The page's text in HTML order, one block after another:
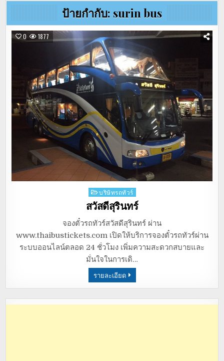
ป้ายกำกับ: surin bus
0 1877
Posted
in
บริษัทรถทัวร์
สวัสดีสุรินทร์
จองตั๋วรถทัวร์สวัสดีสุรินทร์ ผ่าน
www.thaibustickets.com เปิดให้บริการจองตั๋วรถทัวร์ผ่าน
ระบบออนไลน์ตลอด 24 ชั่วโมง เพิ่มความสะดวกสบายและ
มั่นใจในการเดิ…
รายละเอียด